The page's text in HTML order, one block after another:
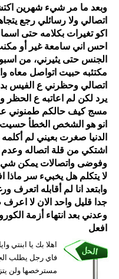
وبعد ما مر شيء شهرين
اتصالي ولا رسائلي رجع
اكو تغيرات بكلامه حتى
احس اني سامعة غير أو
الجنس حتى يثيرني، من
مكتئبه حبيت اتواصل
اتصالي وحظرني ع الفيس
يرد لكن لم اعاتبه ع الحظر
مسج كيف حالكم طمنوني
انو هو الشخص الخطأ
الدنيا صغرت بعيني لم أكلمه
اشتكي من قلة اتصاله وعدم
لا يتكلم هل يخبيء سر
وابتعد انا لم أقابله اتعرف
جدا قليل واحد الان لا
وعدني بعد انتهاء أزمة
افعل
اهلا بك يا ابنتي
فاي رجل يطلب
مسترخصها ولن